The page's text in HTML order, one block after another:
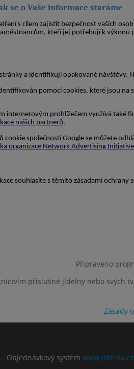
Připraveno
příslušné jídelny nebo svých
Zásady
Objednávkový systém www.jidelna.cz